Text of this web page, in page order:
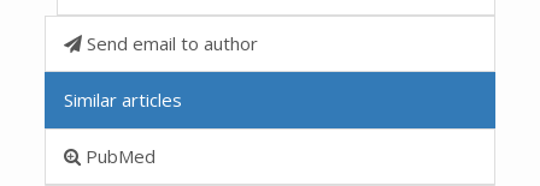
Send email to author
Similar articles
PubMed